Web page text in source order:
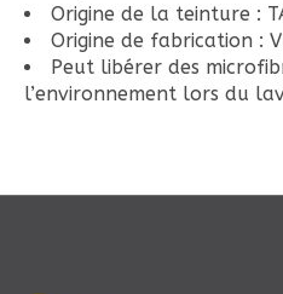
Origine de la teinture :
Origine de fabrication :
Peut libérer des
l’environnement lors du